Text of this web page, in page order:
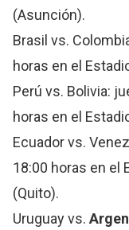
(Asunción).
Brasil vs.
horas en el
Perú vs. Bolivia:
horas en el
Ecuador vs.
18:00 horas en el
(Quito).
Uruguay vs.